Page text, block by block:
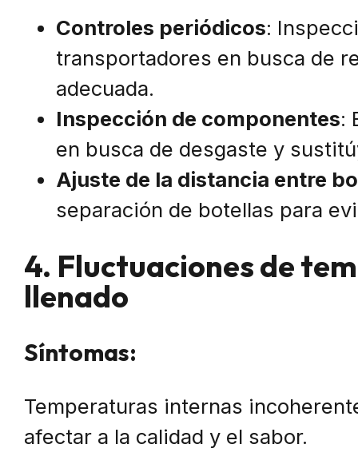
Controles periódicos:
transportadores en busca de
adecuada.
Inspección de componentes:
en busca de desgaste y
Ajuste de la distancia entre
separación de botellas para
4. Fluctuaciones de
llenado
Síntomas:
Temperaturas internas
afectar a la calidad y el sabor.